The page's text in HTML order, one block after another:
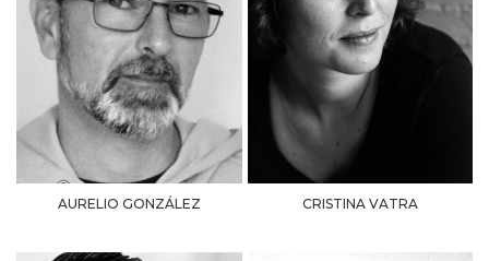
AURELIO GONZÁLEZ CRISTINA VATRA